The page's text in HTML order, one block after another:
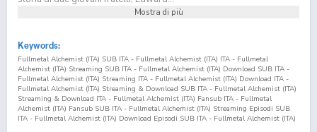
Mostra di più
Keywords:
Fullmetal Alchemist (ITA) SUB ITA - Fullmetal Alchemist (ITA) ITA - Fullmetal
Alchemist (ITA) Streaming SUB ITA - Fullmetal Alchemist (ITA) Download SUB ITA -
Fullmetal Alchemist (ITA) Streaming ITA - Fullmetal Alchemist (ITA) Download ITA -
Fullmetal Alchemist (ITA) Streaming & Download SUB ITA - Fullmetal Alchemist (ITA)
Streaming & Download ITA - Fullmetal Alchemist (ITA) Fansub ITA - Fullmetal
Alchemist (ITA) Fansub SUB ITA - Fullmetal Alchemist (ITA) Streaming Episodi SUB
ITA - Fullmetal Alchemist (ITA) Download Episodi SUB ITA - Fullmetal Alchemist (ITA)